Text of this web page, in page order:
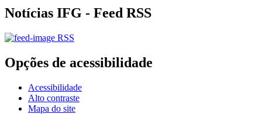
Notícias IFG - Feed RSS
RSS
Opções de acessibilidade
Acessibilidade
Alto contraste
Mapa do site